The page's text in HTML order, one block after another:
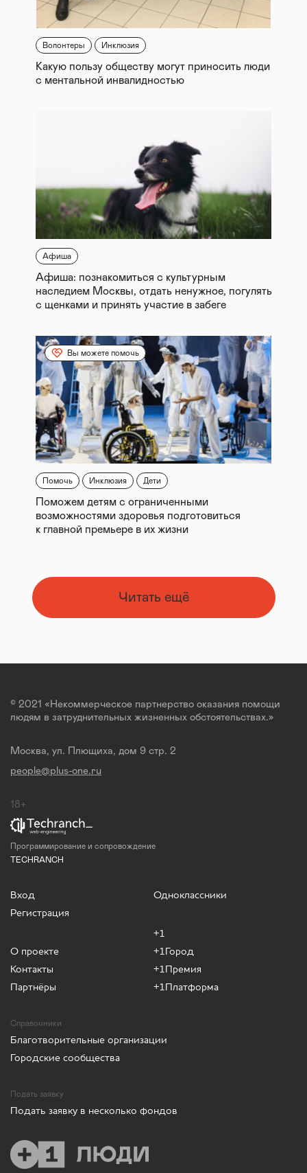
Волонтеры Инклюзия
Какую пользу обществу могут приносить люди
с ментальной инвалидностью
Афиша
Афиша: познакомиться с культурным
наследием Москвы, отдать ненужное, погулять
с щенками и принять участие в забеге
Вы можете помочь
Помочь Инклюзия Дети
Поможем детям с ограниченными
возможностями здоровья подготовиться
к главной премьере в их жизни
Читать ещё
© 2021 «Некоммерческое партнерство оказания помощи
людям в затруднительных жизненных обстоятельствах.»
Москва, ул. Плющиха, дом 9 стр. 2
people@plus-one.ru
18+
Программирование и сопровождение
TECHRANCH
Вход
Регистрация
О проекте
Контакты
Партнёры
Одноклассники
+1
+1Город
+1Премия
+1Платформа
Справочники
Благотворительные организации
Городские сообщества
Подать заявку
Подать заявку в несколько фондов